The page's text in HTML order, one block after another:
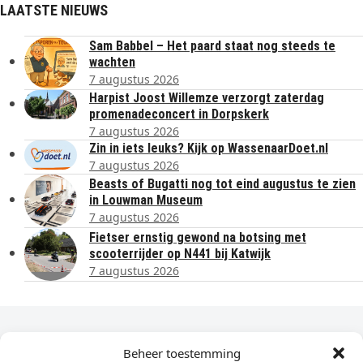
Beheer toestemming
LAATSTE NIEUWS
Sam Babbel – Het paard staat nog steeds te
wachten
7 augustus 2026
Harpist Joost Willemze verzorgt zaterdag
promenadeconcert in Dorpskerk
7 augustus 2026
Zin in iets leuks? Kijk op WassenaarDoet.nl
7 augustus 2026
Beasts of Bugatti nog tot eind augustus te zien
in Louwman Museum
7 augustus 2026
Fietser ernstig gewond na botsing met
scooterrijder op N441 bij Katwijk
7 augustus 2026
Dagelijks het laatste nieuws in je e-mail?